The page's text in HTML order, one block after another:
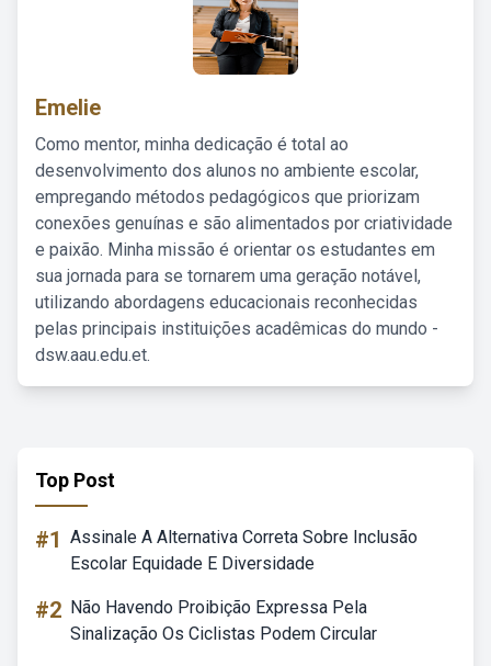
Emelie
Como mentor, minha dedicação é total ao
desenvolvimento dos alunos no ambiente escolar,
empregando métodos pedagógicos que priorizam
conexões genuínas e são alimentados por criatividade
e paixão. Minha missão é orientar os estudantes em
sua jornada para se tornarem uma geração notável,
utilizando abordagens educacionais reconhecidas
pelas principais instituições acadêmicas do mundo -
dsw.aau.edu.et.
Top Post
#1 Assinale A Alternativa Correta Sobre Inclusão
Escolar Equidade E Diversidade
#2 Não Havendo Proibição Expressa Pela
Sinalização Os Ciclistas Podem Circular